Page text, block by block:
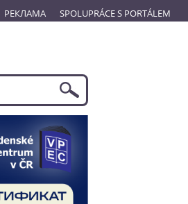
РЕКЛАМА SPOLUPRÁCE S PORTÁLEM